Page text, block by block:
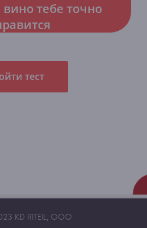
тебе точно
тест
KD RITEIL, OOO